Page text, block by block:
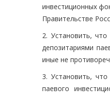
инвестиционных
Правительстве
2. Установить,
депозитариями
иные не
3. Установить,
паевого